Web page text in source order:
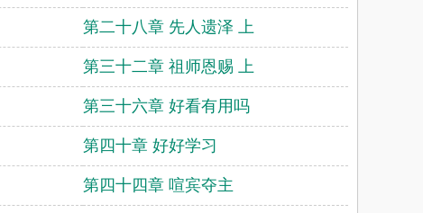
第二十八章 先人遗泽 上
第三十二章 祖师恩赐 上
第三十六章 好看有用吗
第四十章 好好学习
第四十四章 喧宾夺主